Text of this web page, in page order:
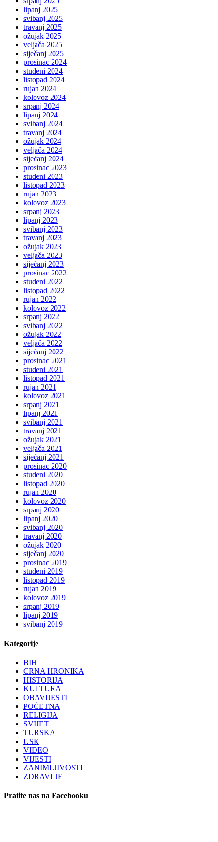
lipanj 2025
svibanj 2025
travanj 2025
ožujak 2025
veljača 2025
siječanj 2025
prosinac 2024
studeni 2024
listopad 2024
rujan 2024
kolovoz 2024
srpanj 2024
lipanj 2024
svibanj 2024
travanj 2024
ožujak 2024
veljača 2024
siječanj 2024
prosinac 2023
studeni 2023
listopad 2023
rujan 2023
kolovoz 2023
srpanj 2023
lipanj 2023
svibanj 2023
travanj 2023
ožujak 2023
veljača 2023
siječanj 2023
prosinac 2022
studeni 2022
listopad 2022
rujan 2022
kolovoz 2022
srpanj 2022
svibanj 2022
ožujak 2022
veljača 2022
siječanj 2022
prosinac 2021
studeni 2021
listopad 2021
rujan 2021
kolovoz 2021
srpanj 2021
lipanj 2021
svibanj 2021
travanj 2021
ožujak 2021
veljača 2021
siječanj 2021
prosinac 2020
studeni 2020
listopad 2020
rujan 2020
kolovoz 2020
srpanj 2020
lipanj 2020
svibanj 2020
travanj 2020
ožujak 2020
siječanj 2020
prosinac 2019
studeni 2019
listopad 2019
rujan 2019
kolovoz 2019
srpanj 2019
lipanj 2019
svibanj 2019
Kategorije
BIH
CRNA HRONIKA
HISTORIJA
KULTURA
OBAVIJESTI
POČETNA
RELIGIJA
SVIJET
TURSKA
USK
VIDEO
VIJESTI
ZANIMLJIVOSTI
ZDRAVLJE
Pratite nas na Facebooku